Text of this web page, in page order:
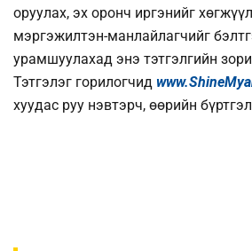
оруулах, эх оронч иргэнийг
мэргэжилтэн-манлайлагчийг
урамшуулахад энэ тэтгэлгийн
Тэтгэлэг горилогчид
хуудас руу нэвтэрч, өөрийн